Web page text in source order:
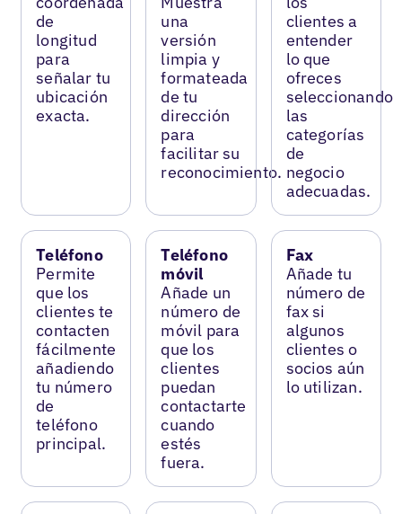
de
longitud
para
señalar tu
ubicación
exacta.
una
versión
limpia y
formateada
de tu
dirección
para
facilitar su
reconocimiento.
clientes a
entender
lo que
ofreces
seleccionando
las
categorías
de
negocio
adecuadas.
Teléfono
Permite
que los
clientes te
contacten
fácilmente
añadiendo
tu número
de
teléfono
principal.
Teléfono
móvil
Añade un
número de
móvil para
que los
clientes
puedan
contactarte
cuando
estés
fuera.
Fax
Añade tu
número de
fax si
algunos
clientes o
socios aún
lo utilizan.